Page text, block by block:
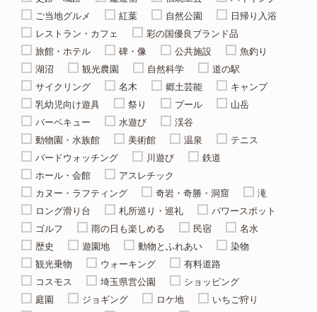
ご当地グルメ
紅葉 自然公園
日帰り入浴
レストラン・カフェ
彩の国優良ブランド品
旅館・ホテル
碑・像 公共施設
魚釣り
湖沼
観光農園 自然科学
道の駅
サイクリング
名木 郷土芸能
キャンプ
乳幼児向け遊具
祭り プール
山岳
バーベキュー
水遊び
渓谷
動物園・水族館
美術館 温泉
テニス
バードウォッチング
川遊び
鉄道
ホール・会館
アスレチック
カヌー・ラフティング
奇岩・奇勝・洞窟
滝
ロング滑り台
札所巡り・巡礼
パワースポット
ゴルフ
雨の日も楽しめる 民宿
名水
歴史
遊園地 動物とふれあい
染物
観光乗物
ウォーキング
有料道路
コスモス
埼玉県営公園
ショッピング
庭園
ジョギング ロケ地
いちご狩り